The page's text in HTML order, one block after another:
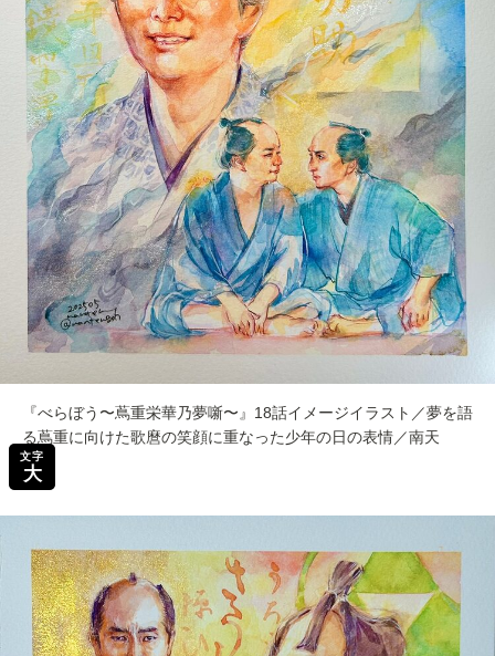
文字
大
『べらぼう〜蔦重栄華乃夢噺〜』18話イメージイラスト／夢を語
る蔦重に向けた歌麿の笑顔に重なった少年の日の表情／南天